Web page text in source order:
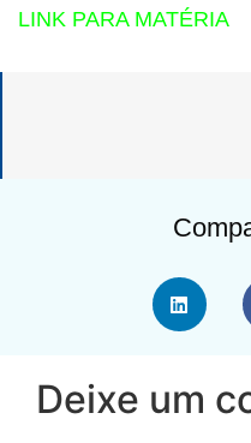
LINK PARA MATÉRIA
Deixe um